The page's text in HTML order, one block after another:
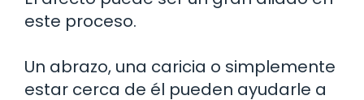
este proceso.
Un abrazo, una caricia o simplemente
estar cerca de él pueden ayudarle a